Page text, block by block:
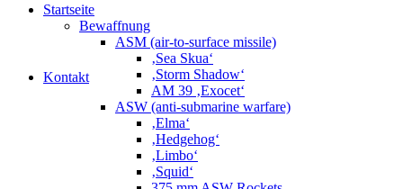
Kontakt
Startseite
Bewaffnung
ASM (air-to-surface missile)
‚Sea Skua‘
‚Storm Shadow‘
AM 39 ‚Exocet‘
ASW (anti-submarine warfare)
‚Elma‘
‚Hedgehog‘
‚Limbo‘
‚Squid‘